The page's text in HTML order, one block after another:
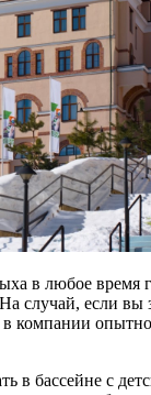
в любое время
если вы
компании
в бассейне с